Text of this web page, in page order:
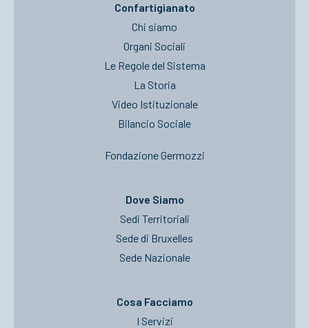
Confartigianato
Chi siamo
Organi Sociali
Le Regole del Sistema
La Storia
Video Istituzionale
Bilancio Sociale
Fondazione Germozzi
Dove Siamo
Sedi Territoriali
Sede di Bruxelles
Sede Nazionale
Cosa Facciamo
I Servizi